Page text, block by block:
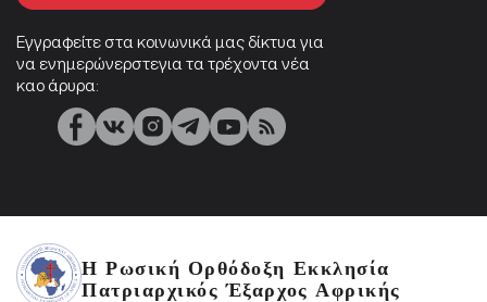
Εγγραφείτε στα κοινωνικά μας δίκτυα για
να ενημερώνερστεγια τα τρέχοντα νέα
καο άρυρα:
Η Ρωσική Ορθόδοξη Εκκλησία
Πατριαρχικός Έξαρχος Αφρικής